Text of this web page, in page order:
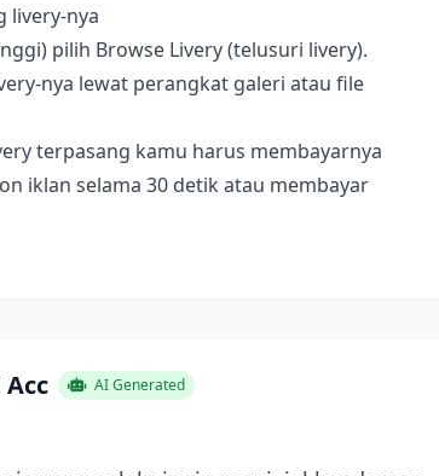
livery-nya
pilih Browse Livery (telusuri livery).
nya lewat perangkat galeri atau file
terpasang kamu harus membayarnya
iklan selama 30 detik atau membayar
AI Generated